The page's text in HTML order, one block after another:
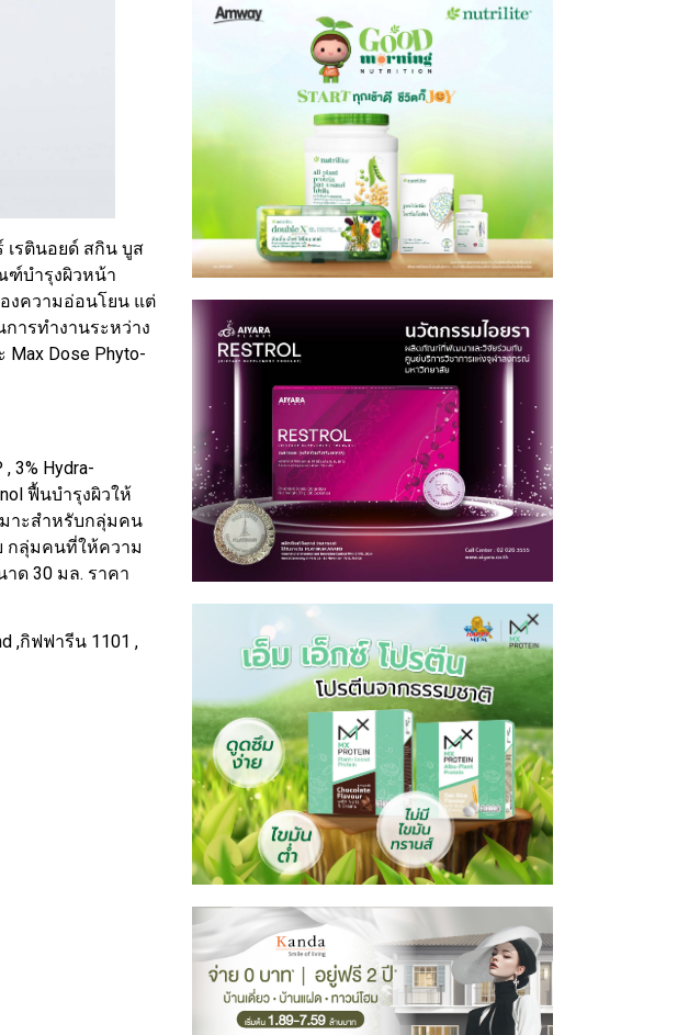
เรตินอยด์ สกิน บูส
ฑ์บำรุงผิวหน้า
องความอ่อนโยน แต่
ารทำงานระหว่าง
Max Dose Phyto-
3% Hydra-
ฟื้นบำรุงผิวให้
มาะสำหรับกลุ่มคน
กลุ่มคนที่ให้ความ
ด 30 มล. ราคา
,กิฟฟารีน 1101 ,